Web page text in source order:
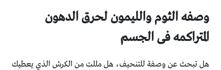
وصفه الثوم والليمون لحرق الدهون
المتراكمه فى الجسم
هل تبحث عن وصفة للتنحيف، هل مللت من الكرش الذي يعطيك